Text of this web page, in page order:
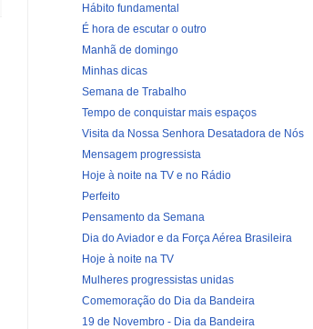
Hábito fundamental
É hora de escutar o outro
Manhã de domingo
Minhas dicas
Semana de Trabalho
Tempo de conquistar mais espaços
Visita da Nossa Senhora Desatadora de Nós
Mensagem progressista
Hoje à noite na TV e no Rádio
Perfeito
Pensamento da Semana
Dia do Aviador e da Força Aérea Brasileira
Hoje à noite na TV
Mulheres progressistas unidas
Comemoração do Dia da Bandeira
19 de Novembro - Dia da Bandeira